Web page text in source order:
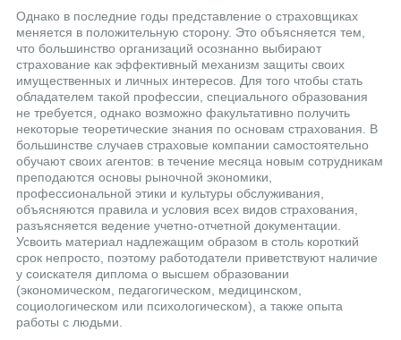
Однако в последние годы представление о страховщиках
меняется в положительную сторону. Это объясняется тем,
что большинство организаций осознанно выбирают
страхование как эффективный механизм защиты своих
имущественных и личных интересов. Для того чтобы стать
обладателем такой профессии, специального образования
не требуется, однако возможно факультативно получить
некоторые теоретические знания по основам страхования. В
большинстве случаев страховые компании самостоятельно
обучают своих агентов: в течение месяца новым сотрудникам
преподаются основы рыночной экономики,
профессиональной этики и культуры обслуживания,
объясняются правила и условия всех видов страхования,
разъясняется ведение учетно-отчетной документации.
Усвоить материал надлежащим образом в столь короткий
срок непросто, поэтому работодатели приветствуют наличие
у соискателя диплома о высшем образовании
(экономическом, педагогическом, медицинском,
социологическом или психологическом), а также опыта
работы с людьми.